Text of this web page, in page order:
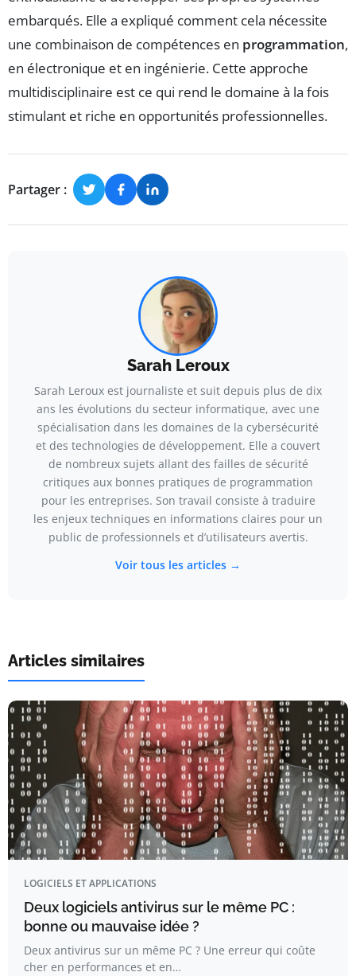
embarqués. Elle a expliqué comment cela nécessite
une combinaison de compétences en programmation,
en électronique et en ingénierie. Cette approche
multidisciplinaire est ce qui rend le domaine à la fois
stimulant et riche en opportunités professionnelles.
Partager :
Sarah Leroux
Sarah Leroux est journaliste et suit depuis plus de dix
ans les évolutions du secteur informatique, avec une
spécialisation dans les domaines de la cybersécurité
et des technologies de développement. Elle a couvert
de nombreux sujets allant des failles de sécurité
critiques aux bonnes pratiques de programmation
pour les entreprises. Son travail consiste à traduire
les enjeux techniques en informations claires pour un
public de professionnels et d’utilisateurs avertis.
Voir tous les articles →
Articles similaires
LOGICIELS ET APPLICATIONS
Deux logiciels antivirus sur le même PC :
bonne ou mauvaise idée ?
Deux antivirus sur un même PC ? Une erreur qui coûte
cher en performances et en…